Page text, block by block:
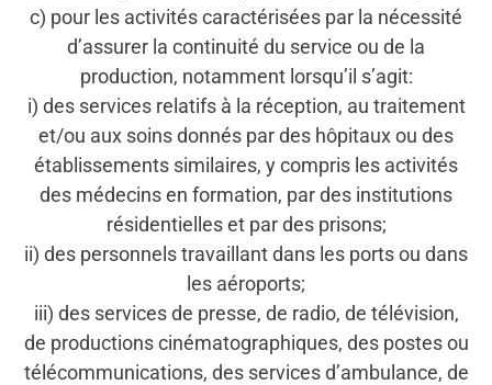
c) pour les activités caractérisées par la nécessité
d’assurer la continuité du service ou de la
production, notamment lorsqu’il s’agit:
i) des services relatifs à la réception, au traitement
et/ou aux soins donnés par des hôpitaux ou des
établissements similaires, y compris les activités
des médecins en formation, par des institutions
résidentielles et par des prisons;
ii) des personnels travaillant dans les ports ou dans
les aéroports;
iii) des services de presse, de radio, de télévision,
de productions cinématographiques, des postes ou
télécommunications, des services d’ambulance, de